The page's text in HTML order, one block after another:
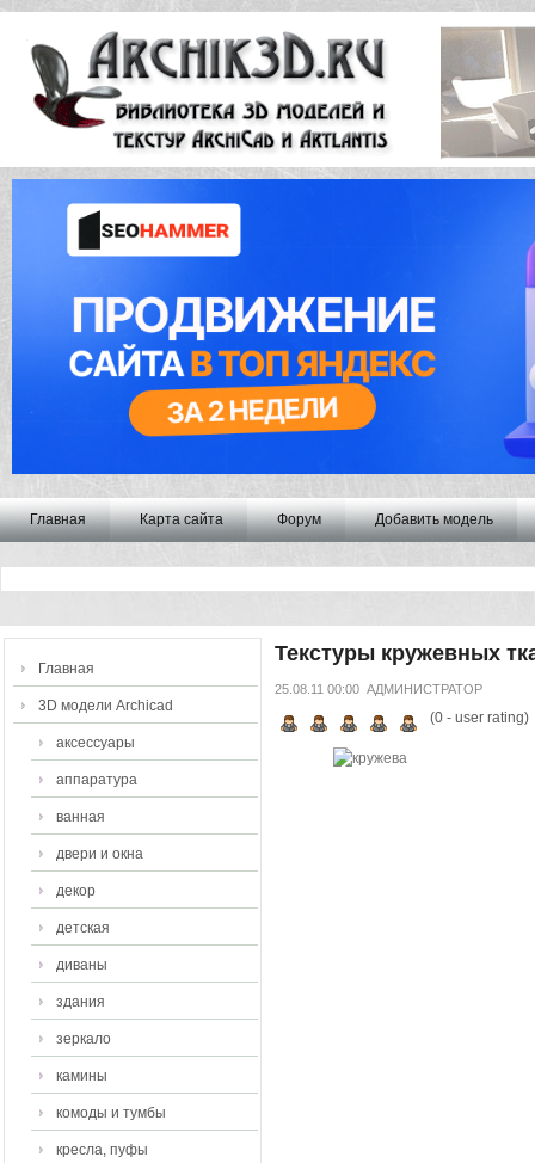
Главная Карта сайта Форум Добавить модель
Главная
3D модели Archicad
аксессуары
аппаратура
ванная
двери и окна
декор
детская
диваны
здания
зеркало
камины
комоды и тумбы
кресла, пуфы
Текстуры кружевных
25.08.11 00:00 АДМИНИСТРАТОР
(0- user rating)